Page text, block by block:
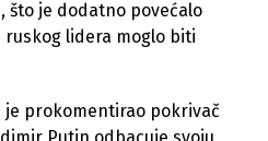
što je dodatno povećalo
lidera moglo biti
je prokomentirao pokrivač